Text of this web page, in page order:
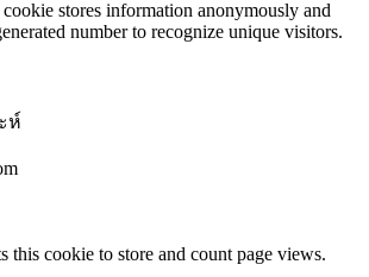
stores information anonymously and
number to recognize unique visitors.
ห์
this cookie to store and count page views.